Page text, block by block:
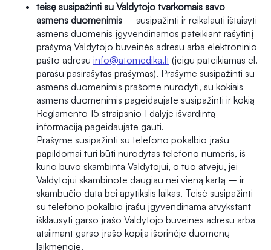
teisę susipažinti su Valdytojo tvarkomais savo
asmens duomenimis – susipažinti ir reikalauti ištaisyti
asmens duomenis įgyvendinamos pateikiant rašytinį
prašymą Valdytojo buveinės adresu arba elektroninio
pašto adresu info@atomedika.lt (jeigu pateikiamas el.
parašu pasirašytas prašymas). Prašyme susipažinti su
asmens duomenimis prašome nurodyti, su kokiais
asmens duomenimis pageidaujate susipažinti ir kokią
Reglamento 15 straipsnio 1 dalyje išvardintą
informaciją pageidaujate gauti.
Prašyme susipažinti su telefono pokalbio įrašu
papildomai turi būti nurodytas telefono numeris, iš
kurio buvo skambinta Valdytojui, o tuo atveju, jei
Valdytojui skambinote daugiau nei vieną kartą – ir
skambučio data bei apytikslis laikas. Teisė susipažinti
su telefono pokalbio įrašu įgyvendinama atvykstant
išklausyti garso įrašo Valdytojo buveinės adresu arba
atsiimant garso įrašo kopiją išorinėje duomenų
laikmenoje.